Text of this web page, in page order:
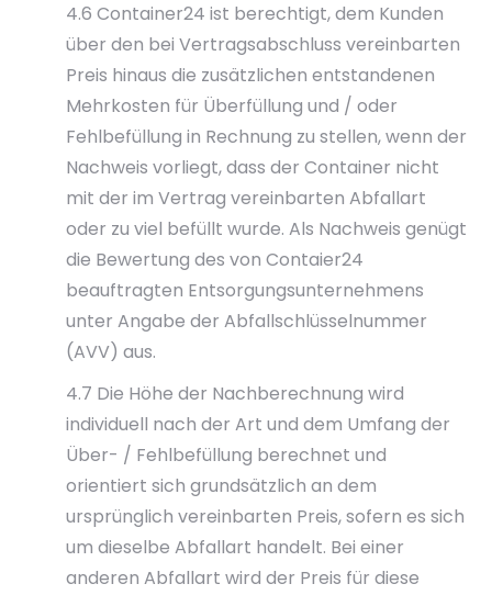
4.6 Container24 ist berechtigt, dem Kunden
über den bei Vertragsabschluss vereinbarten
Preis hinaus die zusätzlichen entstandenen
Mehrkosten für Überfüllung und / oder
Fehlbefüllung in Rechnung zu stellen, wenn der
Nachweis vorliegt, dass der Container nicht
mit der im Vertrag vereinbarten Abfallart
oder zu viel befüllt wurde. Als Nachweis genügt
die Bewertung des von Contaier24
beauftragten Entsorgungsunternehmens
unter Angabe der Abfallschlüsselnummer
(AVV) aus.
4.7 Die Höhe der Nachberechnung wird
individuell nach der Art und dem Umfang der
Über- / Fehlbefüllung berechnet und
orientiert sich grundsätzlich an dem
ursprünglich vereinbarten Preis, sofern es sich
um dieselbe Abfallart handelt. Bei einer
anderen Abfallart wird der Preis für diese